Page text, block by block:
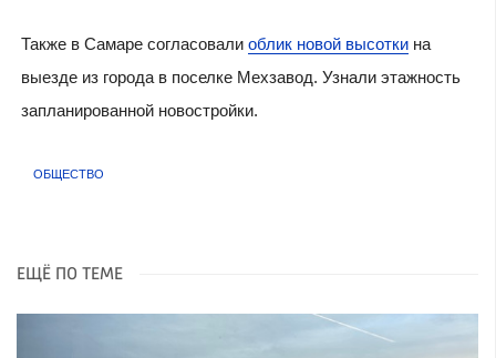
Также в Самаре согласовали облик новой высоткина
выезде из города в поселке Мехзавод. Узнали этажность
запланированной новостройки.
ОБЩЕСТВО
ЕЩЁ ПО ТЕМЕ